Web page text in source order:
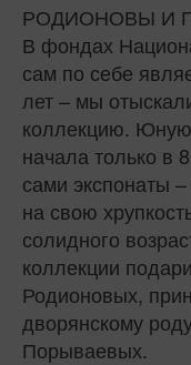
РОДИОНОВЫ И
В фондах
сам по себе
лет – мы
коллекцию. Юную
начала только в
сами экспонаты
на свою
солидного
коллекции
Родионовых,
дворянскому
Порываевых.